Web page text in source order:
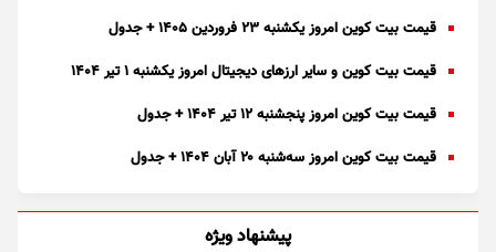
قیمت بیت کوین امروز یکشنبه ۲۳ فروردین ۱۴۰۵ + جدول
قیمت بیت کوین و سایر ارز‌های دیجیتال امروز یکشنبه ۱ تیر ۱۴۰۴
قیمت بیت کوین امروز پنجشنبه ۱۲ تیر ۱۴۰۴ + جدول
قیمت بیت کوین امروز سه‌شنبه ۲۰ آبان ۱۴۰۴ + جدول
پیشنهاد ویژه